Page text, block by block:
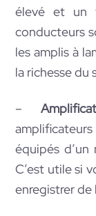
élevé et un
conducteurs
les amplis à
la richesse du
–
équipés d’un
C’est utile si
enregistrer de